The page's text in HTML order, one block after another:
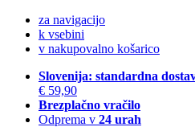
za navigacijo
k vsebini
v nakupovalno košarico
Slovenija: standardna
€ 59,90
Brezplačno vračilo
Odprema v 24 urah